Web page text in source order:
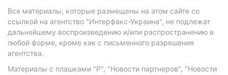
Все материалы, которые размещены на этом сайте со
ссылкой на агентство "Интерфакс-Украина", не подлежат
дальнейшему воспроизведению и/или распространению в
любой форме, кроме как с письменного разрешения
агентства.
Материалы с плашками "Р", "Новости партнеров", "Новости